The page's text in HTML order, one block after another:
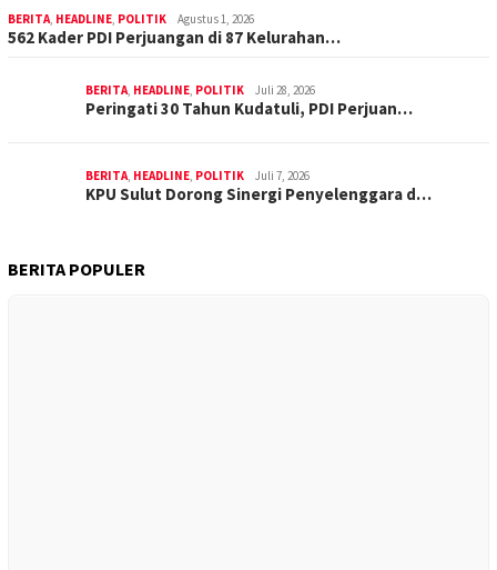
BERITA, HEADLINE, POLITIK Agustus 1, 2026
562 Kader PDI Perjuangan di 87 Kelurahan…
BERITA, HEADLINE, POLITIK Juli 28, 2026
Peringati 30 Tahun Kudatuli, PDI Perjuan…
BERITA, HEADLINE, POLITIK Juli 7, 2026
KPU Sulut Dorong Sinergi Penyelenggara d…
BERITA POPULER